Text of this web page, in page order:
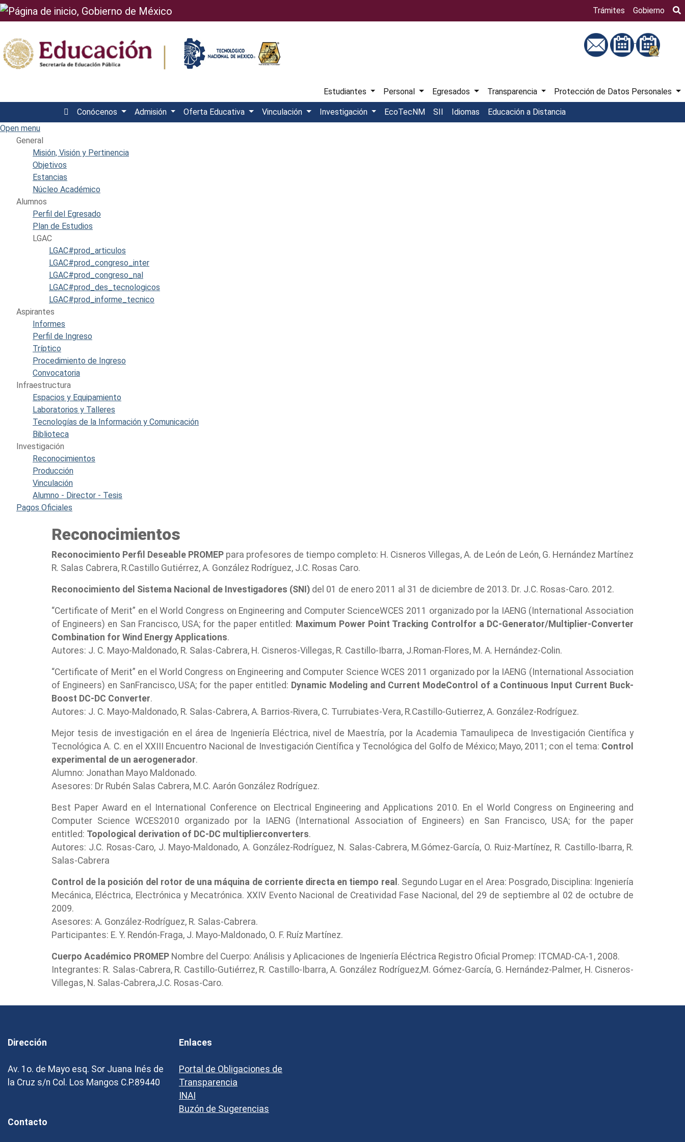
Trámites Gobierno
Estudiantes Personal Egresados Transparencia Protección de Datos Personales
Conócenos Admisión Oferta Educativa Vinculación Investigación EcoTecNM SII Idiomas
Educación a Distancia
Open menu
General
Misión, Visión y Pertinencia
Objetivos
Estancias
Núcleo Académico
Alumnos
Perfil del Egresado
Plan de Estudios
LGAC
LGAC#prod_articulos
LGAC#prod_congreso_inter
LGAC#prod_congreso_nal
LGAC#prod_des_tecnologicos
LGAC#prod_informe_tecnico
Aspirantes
Informes
Perfil de Ingreso
Tríptico
Procedimiento de Ingreso
Convocatoria
Infraestructura
Espacios y Equipamiento
Laboratorios y Talleres
Tecnologías de la Información y Comunicación
Biblioteca
Investigación
Reconocimientos
Producción
Vinculación
Alumno - Director - Tesis
Pagos Oficiales
Reconocimientos
Reconocimiento Perfil Deseable PROMEPpara profesores de tiempo completo: H. Cisneros Villegas, A. de León de León, G. Hernández Martínez
R. Salas Cabrera, R.Castillo Gutiérrez, A. González Rodríguez, J.C. Rosas Caro.
Reconocimiento del Sistema Nacional de Investigadores (SNI)del 01 de enero 2011 al 31 de diciembre de 2013. Dr. J.C. Rosas-Caro. 2012.
“Certificate of Merit” en el World Congress on Engineering and Computer ScienceWCES 2011 organizado por la IAENG (International Association
of Engineers) en San Francisco, USA; for the paper entitled: Maximum Power Point Tracking Controlfor a DC-Generator/Multiplier-Converter
Combination for Wind Energy Applications.
Autores: J. C. Mayo-Maldonado, R. Salas-Cabrera, H. Cisneros-Villegas, R. Castillo-Ibarra, J.Roman-Flores, M. A. Hernández-Colin.
“Certificate of Merit” en el World Congress on Engineering and Computer Science WCES 2011 organizado por la IAENG (International Association
of Engineers) en SanFrancisco, USA; for the paper entitled: Dynamic Modeling and Current ModeControl of a Continuous Input Current Buck-
Boost DC-DC Converter.
Autores: J. C. Mayo-Maldonado, R. Salas-Cabrera, A. Barrios-Rivera, C. Turrubiates-Vera, R.Castillo-Gutierrez, A. González-Rodríguez.
Mejor tesis de investigación en el área de Ingeniería Eléctrica, nivel de Maestría, por la Academia Tamaulipeca de Investigación Científica y
Tecnológica A. C. en el XXIII Encuentro Nacional de Investigación Científica y Tecnológica del Golfo de México; Mayo, 2011; con el tema: Control
experimental de un aerogenerador.
Alumno: Jonathan Mayo Maldonado.
Asesores: Dr Rubén Salas Cabrera, M.C. Aarón González Rodríguez.
Best Paper Award en el International Conference on Electrical Engineering and Applications 2010. En el World Congress on Engineering and
Computer Science WCES2010 organizado por la IAENG (International Association of Engineers) en San Francisco, USA; for the paper
entitled: Topological derivation of DC-DC multiplierconverters.
Autores: J.C. Rosas-Caro, J. Mayo-Maldonado, A. González-Rodríguez, N. Salas-Cabrera, M.Gómez-García, O. Ruiz-Martínez, R. Castillo-Ibarra, R.
Salas-Cabrera
Control de la posición del rotor de una máquina de corriente directa en tiempo real . Segundo Lugar en el Area: Posgrado, Disciplina: Ingeniería
Mecánica, Eléctrica, Electrónica y Mecatrónica. XXIV Evento Nacional de Creatividad Fase Nacional, del 29 de septiembre al 02 de octubre de
2009.
Asesores: A. González-Rodríguez, R. Salas-Cabrera.
Participantes: E. Y. Rendón-Fraga, J. Mayo-Maldonado, O. F. Ruíz Martínez.
Cuerpo Académico PROMEPNombre del Cuerpo: Análisis y Aplicaciones de Ingeniería Eléctrica Registro Oficial Promep: ITCMAD-CA-1, 2008.
Integrantes: R. Salas-Cabrera, R. Castillo-Gutiérrez, R. Castillo-Ibarra, A. González Rodríguez,M. Gómez-García, G. Hernández-Palmer, H. Cisneros-
Villegas, N. Salas-Cabrera,J.C. Rosas-Caro.
Dirección
Av. 1o. de Mayo esq. Sor Juana Inés de
la Cruz s/n Col. Los Mangos C.P.89440
Contacto
Enlaces
Portal de Obligaciones de
Transparencia
INAI
Buzón de Sugerencias